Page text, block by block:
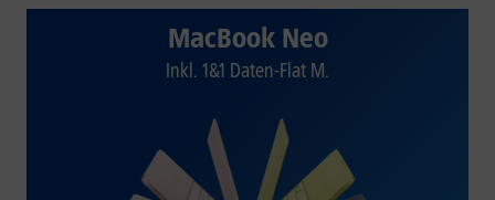
MacBook Neo
Inkl. 1&1 Daten-Flat M.